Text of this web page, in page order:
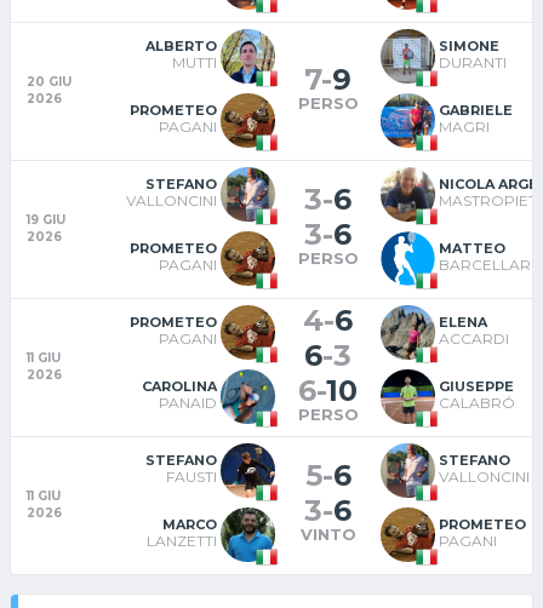
20 GIU
2026
ALBERTO
MUTTI
PROMETEO
PAGANI
7-9
PERSO
SIMONE
DURANTI
GABRIELE
MAGRI
19 GIU
2026
STEFANO
VALLONCINI
PROMETEO
PAGANI
3-6
3-6
PERSO
NICOLA
MATTEO
BARCELLARI
11 GIU
2026
PROMETEO
PAGANI
CAROLINA
PANAID
4-6
6-3
6-10
PERSO
ELENA
ACCARDI
GIUSEPPE
CALABRÓ
11 GIU
2026
STEFANO
FAUSTI
MARCO
LANZETTI
5-6
3-6
VINTO
STEFANO
VALLONCINI
PROMETEO
PAGANI